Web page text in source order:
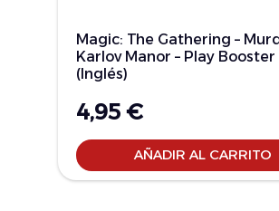
Magic: The Gathering –
Karlov Manor – Play Booster
(Inglés)
4,95 €
AÑADIR AL CARRITO